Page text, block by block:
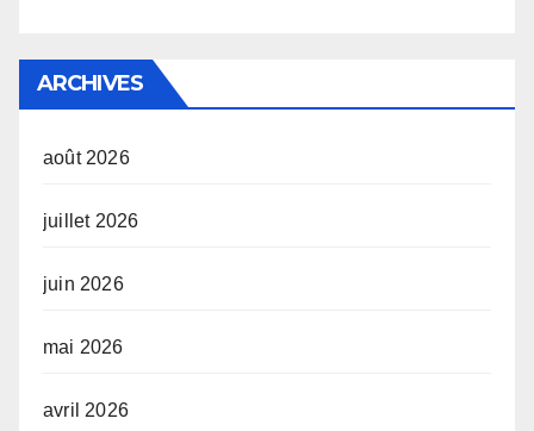
ARCHIVES
août 2026
juillet 2026
juin 2026
mai 2026
avril 2026